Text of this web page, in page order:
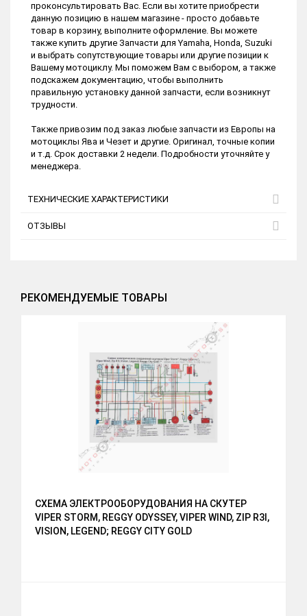
проконсультировать Вас. Если вы хотите приобрести
данную позицию в нашем магазине - просто добавьте
товар в корзину, выполните оформление. Вы можете
также купить другие Запчасти для Yamaha, Honda, Suzuki
и выбрать сопутствующие товары или другие позиции к
Вашему мотоциклу. Мы поможем Вам с выбором, а также
подскажем документацию, чтобы выполнить
правильную установку данной запчасти, если возникнут
трудности.
Также привозим под заказ любые запчасти из Европы на
мотоциклы Ява и Чезет и другие. Оригинал, точные копии
и т.д. Срок доставки 2 недели. Подробности уточняйте у
менеджера.
ТЕХНИЧЕСКИЕ ХАРАКТЕРИСТИКИ
ОТЗЫВЫ
РЕКОМЕНДУЕМЫЕ ТОВАРЫ
СХЕМА ЭЛЕКТРООБОРУДОВАНИЯ НА СКУТЕР
VIPER STORM, REGGY ODYSSEY, VIPER WIND, ZIP R3I,
VISION, LEGEND; REGGY CITY GOLD